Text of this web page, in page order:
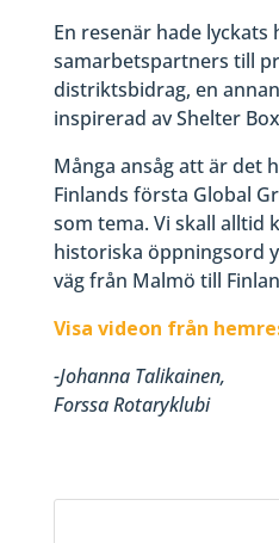
En resenär hade lyckats
samarbetspartners till
distriktsbidrag, en
inspirerad av Shelter
Många ansåg att är det
Finlands första Global
som tema. Vi skall alltid
historiska öppningsord
väg från Malmö till
Visa videon från
-Johanna Talikainen,
Forssa Rotaryklubi